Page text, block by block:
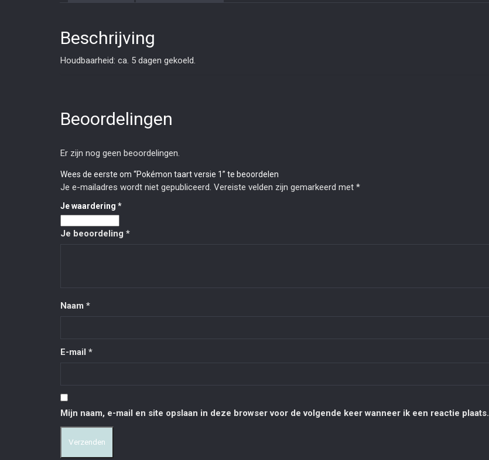
Beschrijving
Houdbaarheid: ca. 5 dagen gekoeld.
Beoordelingen
Er zijn nog geen beoordelingen.
Wees de eerste om “Pokémon taart versie 1” te beoordelen
Je e-mailadres wordt niet gepubliceerd. Vereiste velden zijn gemarkeerd met *
Je waardering *
Je beoordeling *
Naam *
E-mail *
Mijn naam, e-mail en site opslaan in deze browser voor de volgende keer wanneer ik een reactie plaats.